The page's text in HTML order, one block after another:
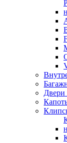
Двери